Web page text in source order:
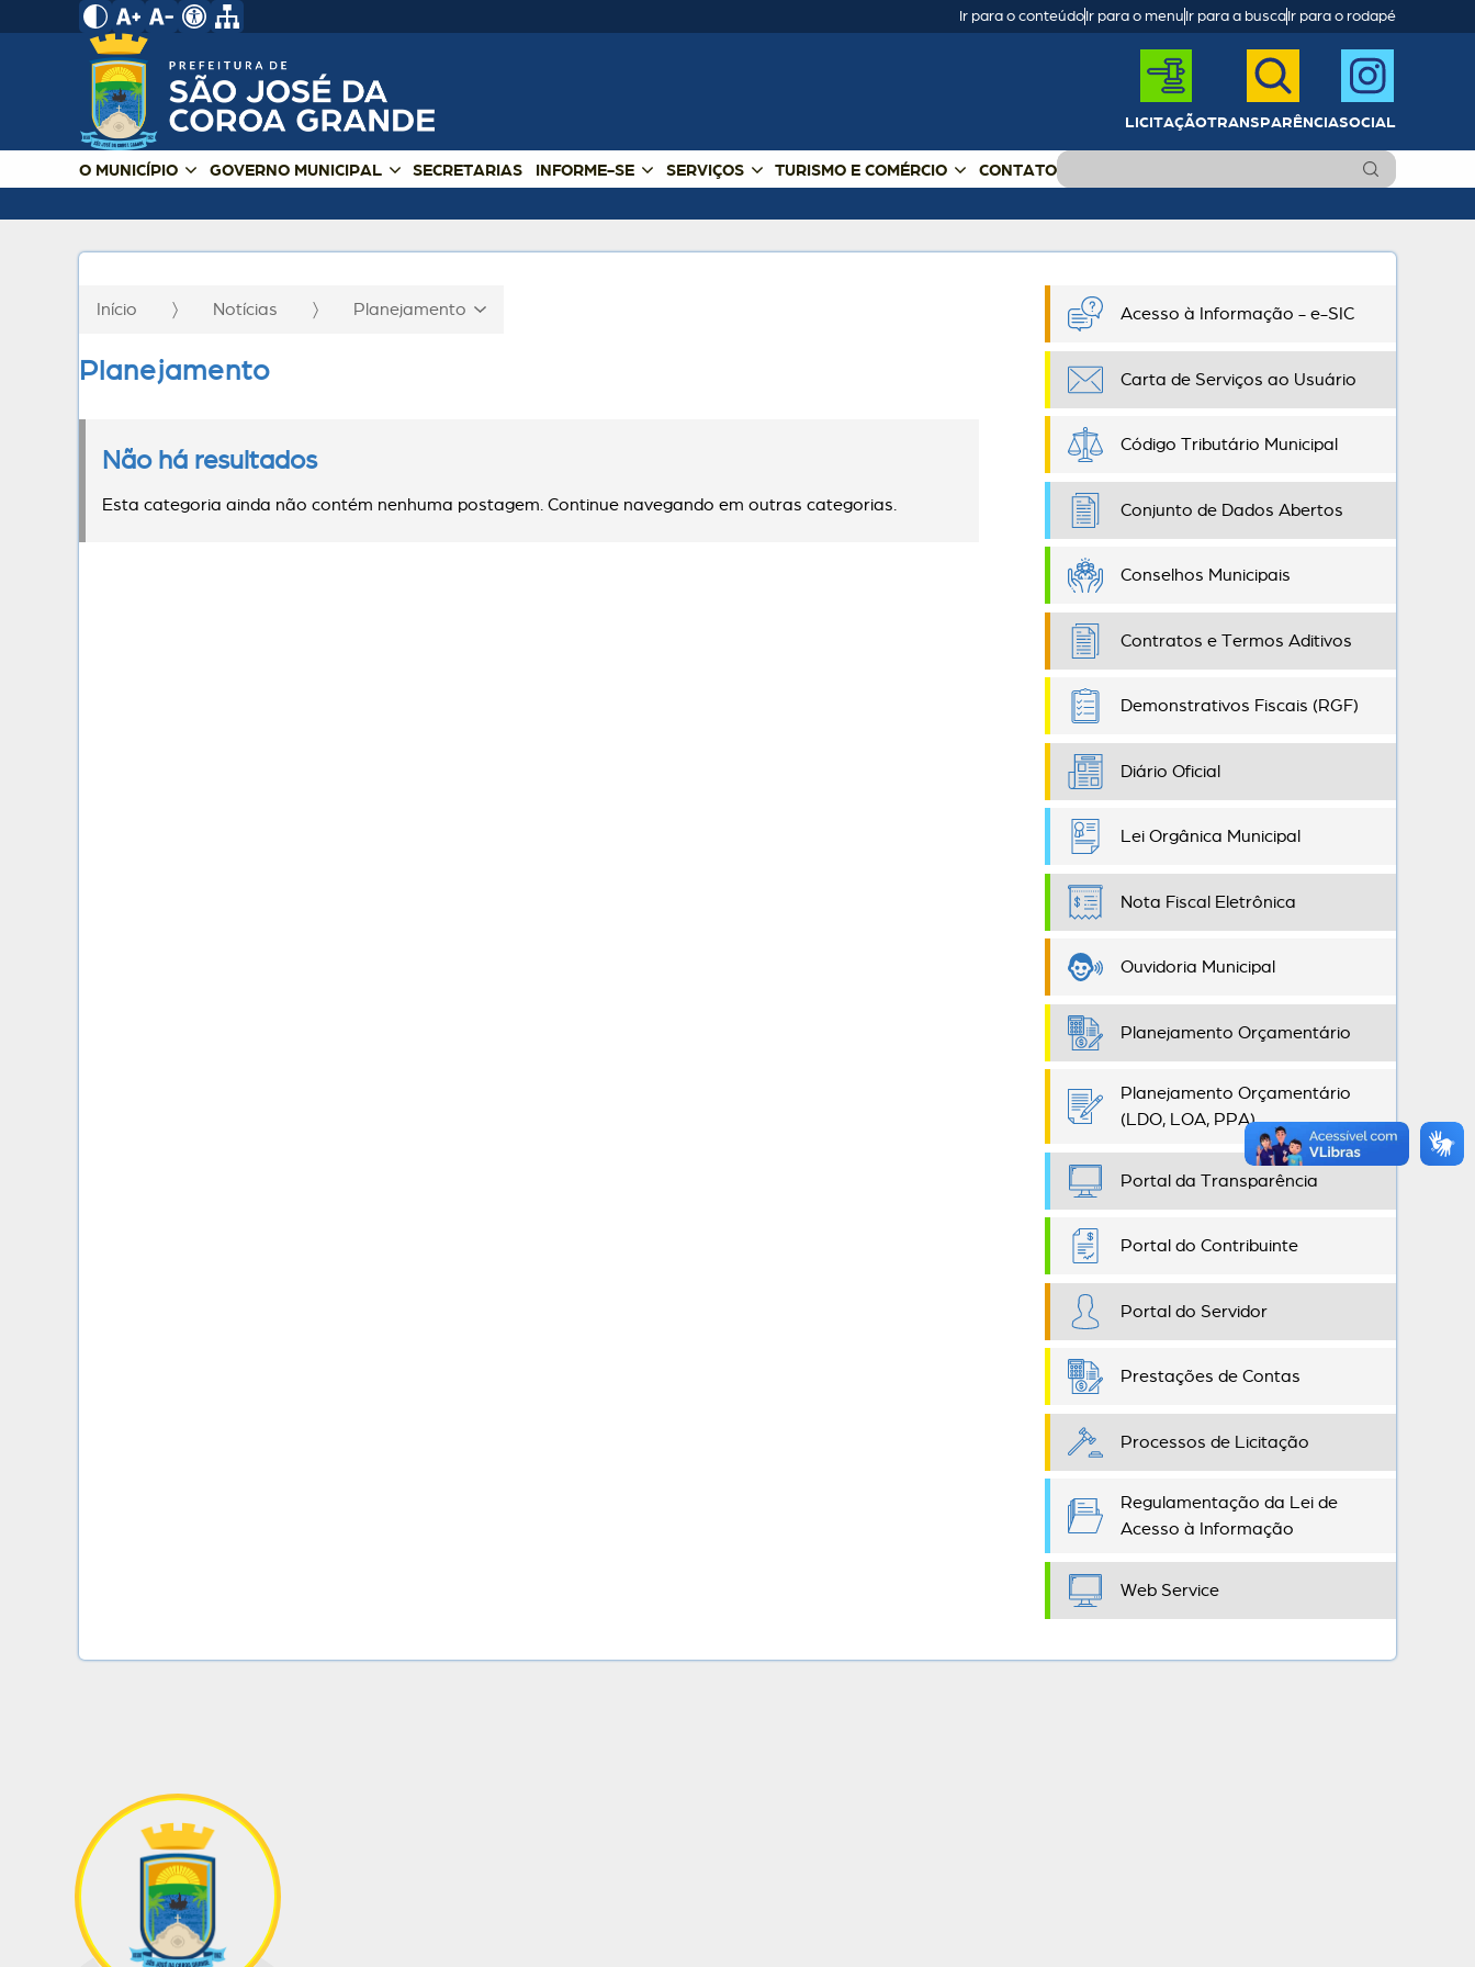
Ir para o conteúdoIr para o menu Ir para a buscaIr para o rodapé
LICITAÇÃOTRANSPARÊNCIASOCIAL
O MUNICÍPIO GOVERNO MUNICIPAL SECRETARIAS INFORME-SE SERVIÇOS TURISMO E COMÉRCIO CONTATO
Início Notícias Planejamento
Planejamento
Não há resultados
Esta categoria ainda não contém nenhuma postagem. Continue navegando em outras categorias.
Acesso à Informação - e-SIC
Carta de Serviços ao Usuário
Código Tributário Municipal
Conjunto de Dados Abertos
Conselhos Municipais
Contratos e Termos Aditivos
Demonstrativos Fiscais (RGF)
Diário Oficial
Lei Orgânica Municipal
Nota Fiscal Eletrônica
Ouvidoria Municipal
Planejamento Orçamentário
Planejamento Orçamentário
(LDO, LOA, PPA)
Portal da Transparência
Portal do Contribuinte
Portal do Servidor
Prestações de Contas
Processos de Licitação
Regulamentação da Lei de
Acesso à Informação
Web Service